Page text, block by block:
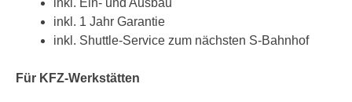
inkl. Ein- und Ausbau
inkl. 1 Jahr Garantie
inkl. Shuttle-Service zum nächsten S-Bahnhof
Für KFZ-Werkstätten